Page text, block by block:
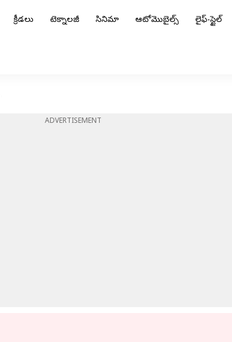
క్రీడలు టెక్నాలజీ సినిమా ఆటోమొబైల్స్ లైఫ్-స్టైల్
ADVERTISEMENT